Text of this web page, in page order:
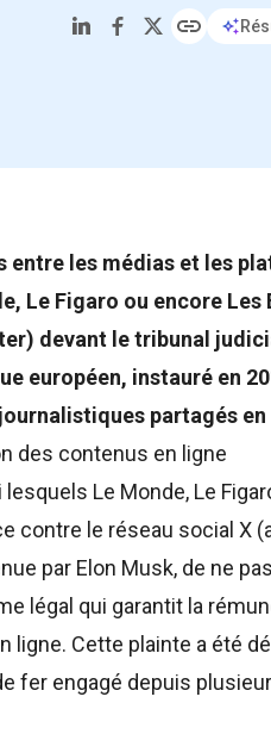
entre les médias et les
Le Figaro ou encore
devant le tribunal
européen, instauré en
partagés en
des contenus en ligne
Le Monde, Le
contre le réseau social X
par Elon Musk, de ne
légal qui garantit la
Cette plainte a été
fer engagé depuis